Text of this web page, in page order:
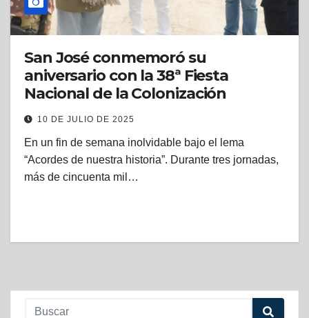
San José conmemoró su
aniversario con la 38ª Fiesta
Nacional de la Colonización
10 DE JULIO DE 2025
En un fin de semana inolvidable bajo el lema
“Acordes de nuestra historia”. Durante tres jornadas,
más de cincuenta mil…